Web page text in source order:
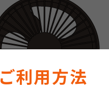
ご利用方法